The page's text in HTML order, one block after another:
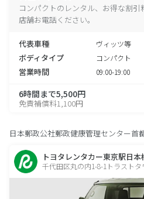
コンパクトのレンタル、お得な割
店舗お電話ください。
代表車種 ヴィッツ等
ボディタイプ コンパクト
営業時間 09:00-19:00
6時間まで5,500円
免責補償料1,100円
日本郵政公社郵政健康管理センター首
トヨタレンタカー東京駅日本
千代田区丸の内1-8-1トラストタ